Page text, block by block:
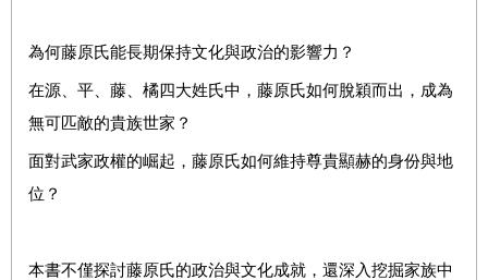
為何藤原氏能長期保持文化與政治的影響力？
在源、平、藤、橘四大姓氏中，藤原氏如何脫穎而出，成為
無可匹敵的貴族世家？
面對武家政權的崛起，藤原氏如何維持尊貴顯赫的身份與地
位？
本書不僅探討藤原氏的政治與文化成就，還深入挖掘家族中